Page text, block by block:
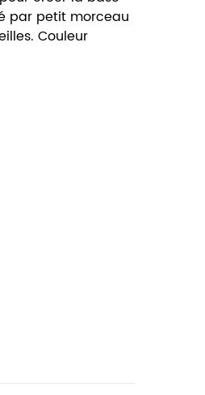
par petit morceau
Couleur